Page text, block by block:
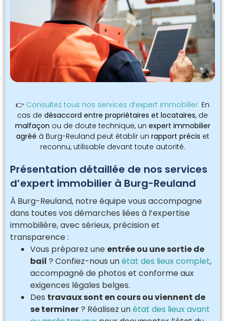
Présentation détaillée de nos services
d’expert immobilier à Burg-Reuland
À Burg-Reuland, notre équipe vous accompagne
dans toutes vos démarches liées à l’expertise
immobilière, avec sérieux, précision et
transparence :
Vous préparez une entrée ou une sortie de
bail ? Confiez-nous unétat des lieux complet,
accompagné de photos et conforme aux
exigences légales belges.
Des travaux sont en cours ou viennent de
se terminer? Réalisez unétat des lieux avant
👉 Consultez tous nos services d’expert immobilier. En
cas de désaccord entre propriétaires et locataires, de
malfaçon ou de doute technique, un expert immobilier
agréé à Burg-Reuland peut établir un rapport précis et
reconnu, utilisable devant toute autorité.